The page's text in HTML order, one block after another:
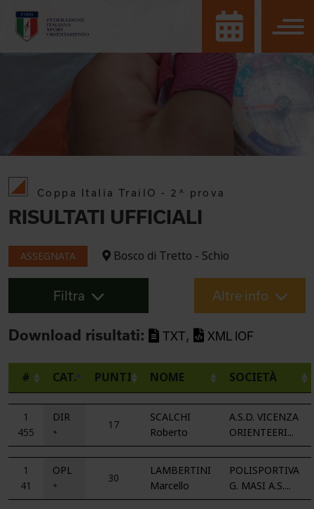
Coppa Italia TrailO - 2^ prova
RISULTATI UFFICIALI
ASSEGNATA Bosco di Tretto - Schio
Altre info
Filtra
Download risultati: TXT, XML IOF
# CAT. PUNTI NOME SOCIETÀ
1
455
DIR
*
17
SCALCHI
Roberto
A.S.D. VICENZA
ORIENTEERI...
1
41
OPL
*
30
LAMBERTINI
Marcello
POLISPORTIVA
G. MASI A.S....